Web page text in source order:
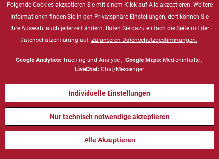
Sonderfahrzeugbau
Lebensmittel
Pharma
Industrie 4.0 / IIOT / Smart
Gesundheitswesen
Marine
Folgende Cookies akzeptieren Sie mit einem Klick auf Alle akzeptieren. Weitere
Informationen finden Sie in den Privatsphäre-Einstellungen, dort können Sie
Ihre Auswahl auch jederzeit ändern. Rufen Sie dazu einfach die Seite mit der
Datenschutzerklärung auf. Zu unseren Datenschutzbestimmungen.
Google Analytics:Tracking und Analyse , Google Maps:Medieninhalte ,
LiveChat: Chat/Messenger
Individuelle Einstellungen
Nur technisch notwendige akzeptieren
Alle Akzeptieren